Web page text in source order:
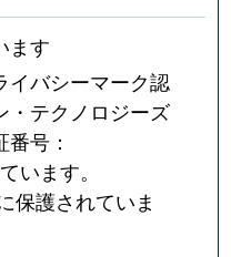
ます
イバシーマーク認
・テクノロジーズ
号：
います。
保護されていま